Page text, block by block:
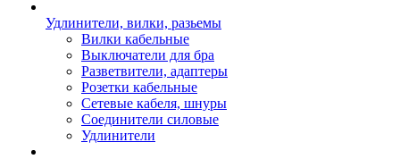
Удлинители, вилки, разьемы
Вилки кабельные
Выключатели для бра
Разветвители, адаптеры
Розетки кабельные
Сетевые кабеля, шнуры
Соединители силовые
Удлинители